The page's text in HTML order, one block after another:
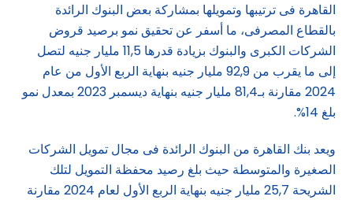
القاهرة فى ترتيبها وتمويلها بمشاركة بعض البنوك الرائدة
بالقطاع المصرفى، ما أسفر عن تحقيق نمو برصيد قروض
الشركات الكبرى والبنوك بزيادة قدرها 11,5 مليار جنيه لتصل
إلى ما يقرب من 92,9 مليار جنيه بنهاية الربع الأول من عام
2024 مقارنة بـ81,4 مليار جنيه بنهاية ديسمبر 2023 بمعدل نمو
بلغ 14%.
ويعد بنك القاهرة من البنوك الرائدة فى مجال تمويل الشركات
الصغيرة والمتوسطة حيث بلغ رصيد محفظة التمويل لتلك
الشريحة 25,7 مليار جنيه بنهاية الربع الأول لعام 2024 مقارنة